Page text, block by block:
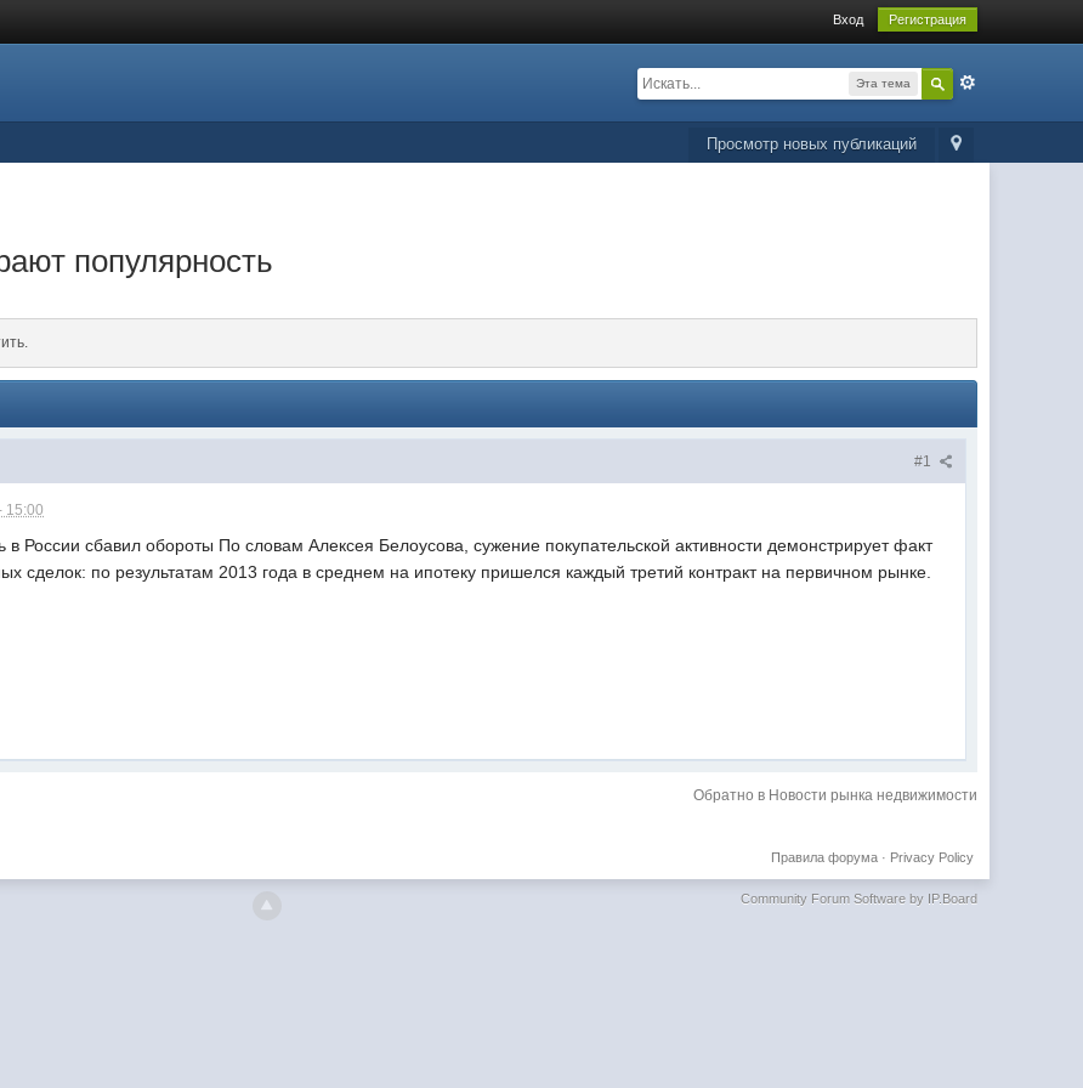
Вход Регистрация
Эта тема
Просмотр новых публикаций
популярность
#1
15:00
в России сбавил обороты По словам Алексея Белоусова, сужение покупательской активности демонстрирует факт
сделок: по результатам 2013 года в среднем на ипотеку пришелся каждый третий контракт на первичном рынке.
Обратно в Новости рынка недвижимости
Privacy Policy
Правила форума·
Community Forum Software by IP.Board